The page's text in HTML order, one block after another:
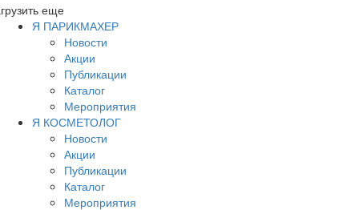
еще
Я ПАРИКМАХЕР
Новости
Акции
Публикации
Каталог
Мероприятия
Я КОСМЕТОЛОГ
Новости
Акции
Публикации
Каталог
Мероприятия